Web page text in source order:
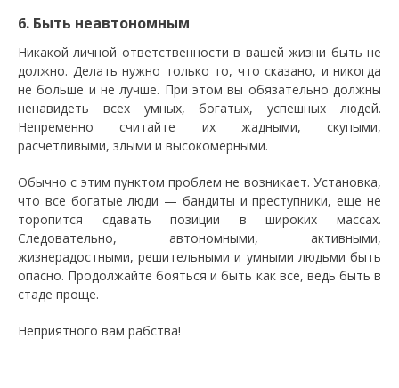
6. Быть неавтономным
Никакой личной ответственности в вашей жизни быть не
должно. Делать нужно только то, что сказано, и никогда
не больше и не лучше. При этом вы обязательно должны
ненавидеть всех умных, богатых, успешных людей.
Непременно считайте их жадными, скупыми,
расчетливыми, злыми и высокомерными.
Обычно с этим пунктом проблем не возникает. Установка,
что все богатые люди — бандиты и преступники, еще не
торопится сдавать позиции в широких массах.
Следовательно, автономными, активными,
жизнерадостными, решительными и умными людьми быть
опасно. Продолжайте бояться и быть как все, ведь быть в
стаде проще.
Неприятного вам рабства!